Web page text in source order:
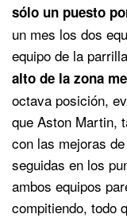
sólo un puesto
un mes los dos
equipo de la
alto de la zona
octava posición,
que Aston Martin,
con las mejoras
seguidas en los
ambos equipos
compitiendo, todo